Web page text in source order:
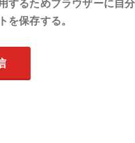
するためブラウザーに自
を保存する。